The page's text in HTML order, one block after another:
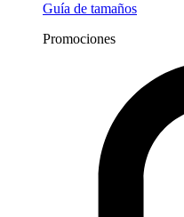
Guía de tamaños
Promociones